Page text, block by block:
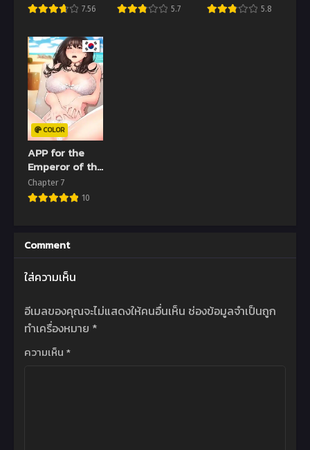
7.56 5.7 5.8
COLOR
APP for the
Emperor of the
Night
Chapter 7
10
Comment
ใส่ความเห็น
อีเมลของคุณจะไม่แสดงให้คนอื่นเห็น ช่องข้อมูลจำเป็นถูก
ทำเครื่องหมาย *
ความเห็น *